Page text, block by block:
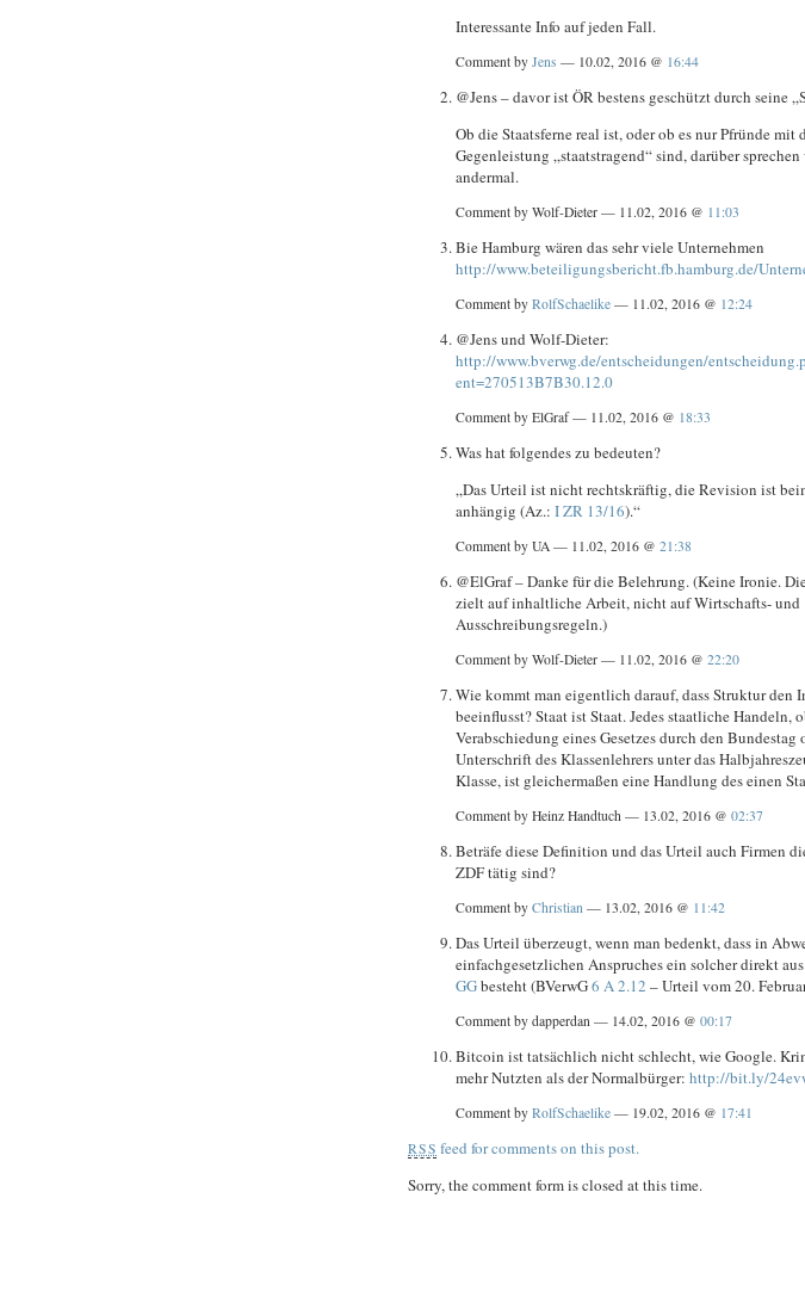
Interessante Info auf jeden Fall.
Comment by Jens — 10.02, 2016 @ 16:44
@Jens – davor ist ÖR bestens geschützt durch seine
Ob die Staatsferne real ist, oder ob es nur Pfründe mit
Gegenleistung „staatstragend“ sind, darüber
andermal.
Comment by Wolf-Dieter — 11.02, 2016 @ 11:03
Bie Hamburg wären das sehr viele Unternehmen
http://www.beteiligungsbericht.fb.hamburg.de/
Comment by RolfSchaelike — 11.02, 2016 @ 12:24
@Jens und Wolf-Dieter:
http://www.bverwg.de/entscheidungen/
ent=270513B7B30.12.0
Comment by ElGraf — 11.02, 2016 @ 18:33
Was hat folgendes zu bedeuten?
„Das Urteil ist nicht rechtskräftig, die Revision ist
anhängig (Az.: I ZR 13/16).“
Comment by UA — 11.02, 2016 @ 21:38
@ElGraf – Danke für die Belehrung. (Keine Ironie.
zielt auf inhaltliche Arbeit, nicht auf Wirtschafts- und
Ausschreibungsregeln.)
Comment by Wolf-Dieter — 11.02, 2016 @ 22:20
Wie kommt man eigentlich darauf, dass Struktur den
beeinflusst? Staat ist Staat. Jedes staatliche Handeln,
Verabschiedung eines Gesetzes durch den Bundestag
Unterschrift des Klassenlehrers unter das
Klasse, ist gleichermaßen eine Handlung des einen
Comment by Heinz Handtuch — 13.02, 2016 @ 02:37
Beträfe diese Definition und das Urteil auch Firmen
ZDF tätig sind?
Comment by Christian — 13.02, 2016 @ 11:42
Das Urteil überzeugt, wenn man bedenkt, dass in
einfachgesetzlichen Anspruches ein solcher direkt aus
GGbesteht (BVerwG6 A 2.12 – Urteil vom 20.
Comment by dapperdan — 14.02, 2016 @ 00:17
Bitcoin ist tatsächlich nicht schlecht, wie Google.
mehr Nutzten als der Normalbürger: http://bit.ly/
Comment by RolfSchaelike — 19.02, 2016 @ 17:41
RSS feed for comments on this post.
Sorry, the comment form is closed at this time.